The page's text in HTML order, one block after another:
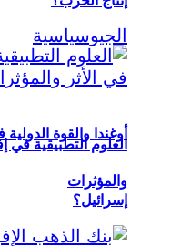
أوغندا والقوة
إسرائيل؟
العلوم التطبيقية في
والمؤثرات